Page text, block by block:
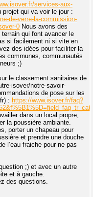
services-aux-
projet qui va voir le jour :
de-verre-la-commission-
0 Nous avons des
qui font avancer le
si facilement ni si vite en
des idées pour faciliter la
communes, communautés
;)
le classement sanitaires de
isover/notre-savoir-
de pose sur les
: https://www.isover.fr/faq?
dans un local propre,
la poussière ambiante.
porter un chapeau pour
et prendre une douche
l’eau fraiche pour ne pas
;) et avec un autre
et à gauche.
des questions.